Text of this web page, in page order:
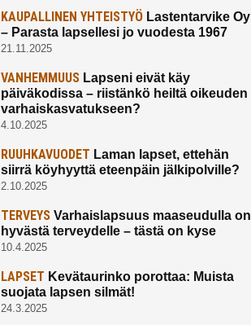
KAUPALLINEN YHTEISTYÖLastentarvike Oy
– Parasta lapsellesi jo vuodesta 1967
21.11.2025
VANHEMMUUSLapseni eivät käy
päiväkodissa – riistänkö heiltä oikeuden
varhaiskasvatukseen?
4.10.2025
RUUHKAVUODET Laman lapset, ettehän
siirrä köyhyyttä eteenpäin jälkipolville?
2.10.2025
TERVEYSVarhaislapsuus maaseudulla on
hyvästä terveydelle – tästä on kyse
10.4.2025
LAPSET Kevätaurinko porottaa: Muista
suojata lapsen silmät!
24.3.2025